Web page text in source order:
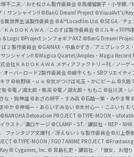
不二夫／おそ松さん製作委員会 ©高橋留美子・小学館／
サンシャイン!! ©BanG Dream! Project ©VisualArt's/
異世界生活製作委員会 ©&™Lucasfilm Ltd. ©SEGA／チェ
ＡＤＯＫＡＷＡ／このすば製作委員会 ©ミルキィFFPN
& Logic ©Project シンフォギアAXZ ©BanG Dream!
２製作委員会 ©GAINAX・中島かずき／アニプレックス
ンシャイン!! ©Magica Quartet/Aniplex・Magia Record
会社ＫＡＤＯＫＡＷＡ メディアファクトリー刊／ノーゲ
オーバーロード2製作委員会 ©蝸牛くも・SBクリエイテ
ヲ ©枯野瑛・ｕｅ ©気がつけば毛玉・かにビーム ©久慈
©竜ノ湖太郎・焦茶 ©竜ノ湖太郎・ももこ ©谷川流・い
な・狗神煌 ©あざの耕平・すみ兵 ©石踏一榮・みやま零
ゆか ©神坂一・あらいずみるい ©木村心一・こぶいち む
©NANOHA Detonation PROJECT ©TYPE-MOON・
ラスト／溝口ケージ ©CLAMP・ST／講談社・NEP・NHK
ァンタジア文庫刊／冴えない♭な製作委員会©川上泰
©TYPE-MOON / FGO7 ANIME PROJECT ©Frontwing
© Cygames, Inc. © 宮島礼吏・講談社／「彼女、お借